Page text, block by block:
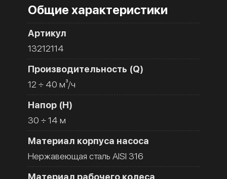
Общие характеристики
Артикул
13212114
Производительность (Q)
12 ÷ 40 м³/ч
Напор (H)
30 ÷ 14 м
Материал корпуса насоса
Нержавеющая сталь AISI 316
Материал рабочего колеса